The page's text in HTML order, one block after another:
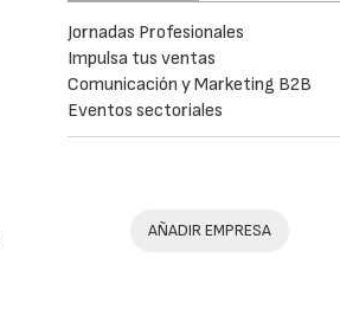
Jornadas Profesionales
Impulsa tus ventas
Comunicación y Marketing B2B
Eventos sectoriales
AÑADIR EMPRESA